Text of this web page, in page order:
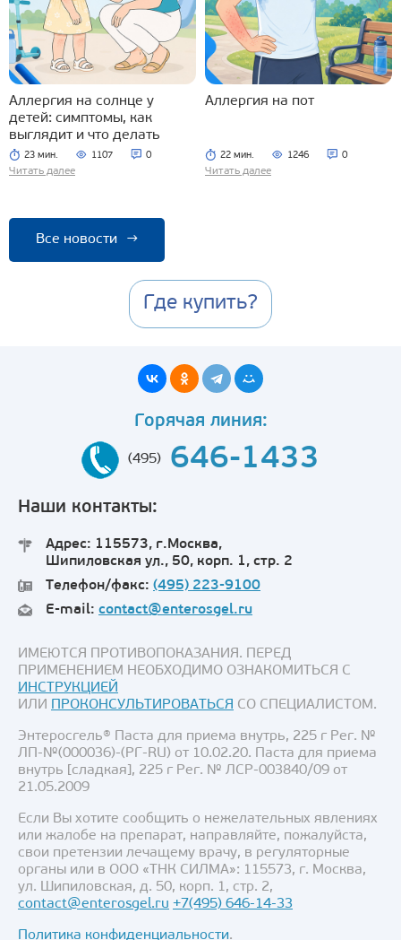
Аллергия на солнце у
детей: симптомы, как
выглядит и что делать
23 мин. 1107 0
Читать далее
Аллергия на пот
22 мин. 1246 0
Читать далее
Все новости →
Где купить?
Горячая линия:
(495) 646-1433
Наши контакты:
Адрес: 115573, г.Москва,
Шипиловская ул., 50, корп. 1, стр. 2
Телефон/факс: (495) 223-9100
E-mail: contact@enterosgel.ru
ИМЕЮТСЯ ПРОТИВОПОКАЗАНИЯ. ПЕРЕД
ПРИМЕНЕНИЕМ НЕОБХОДИМО ОЗНАКОМИТЬСЯ С
ИНСТРУКЦИЕЙ
ИЛИ ПРОКОНСУЛЬТИРОВАТЬСЯ СО СПЕЦИАЛИСТОМ.
Энтеросгель® Паста для приема внутрь, 225 г Рег. №
ЛП-№(000036)-(РГ-RU) от 10.02.20. Паста для приема
внутрь [сладкая], 225 г Рег. № ЛСР-003840/09 от
21.05.2009
Если Вы хотите сообщить о нежелательных явлениях
или жалобе на препарат, направляйте, пожалуйста,
свои претензии лечащему врачу, в регуляторные
органы или в ООО «ТНК СИЛМА»: 115573, г. Москва,
ул. Шипиловская, д. 50, корп. 1, стр. 2,
contact@enterosgel.ru +7(495) 646-14-33
Политика конфиденциальности.